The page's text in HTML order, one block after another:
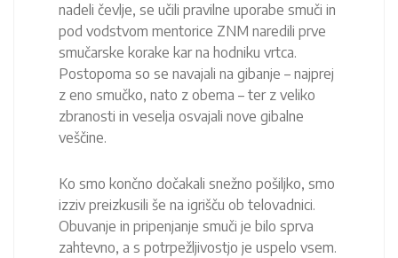
nadeli čevlje, se učili pravilne uporabe smuči in
pod vodstvom mentorice ZNM naredili prve
smučarske korake kar na hodniku vrtca.
Postopoma so se navajali na gibanje – najprej
z eno smučko, nato z obema – ter z veliko
zbranosti in veselja osvajali nove gibalne
veščine.
Ko smo končno dočakali snežno pošiljko, smo
izziv preizkusili še na igrišču ob telovadnici.
Obuvanje in pripenjanje smuči je bilo sprva
zahtevno, a s potrpežljivostjo je uspelo vsem.